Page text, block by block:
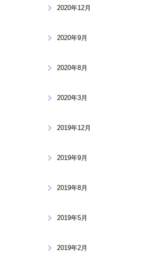
2020年12月
2020年9月
2020年8月
2020年3月
2019年12月
2019年9月
2019年8月
2019年5月
2019年2月